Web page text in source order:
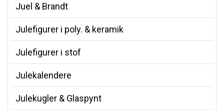
Juel & Brandt
Julefigurer i poly. & keramik
Julefigurer i stof
Julekalendere
Julekugler & Glaspynt